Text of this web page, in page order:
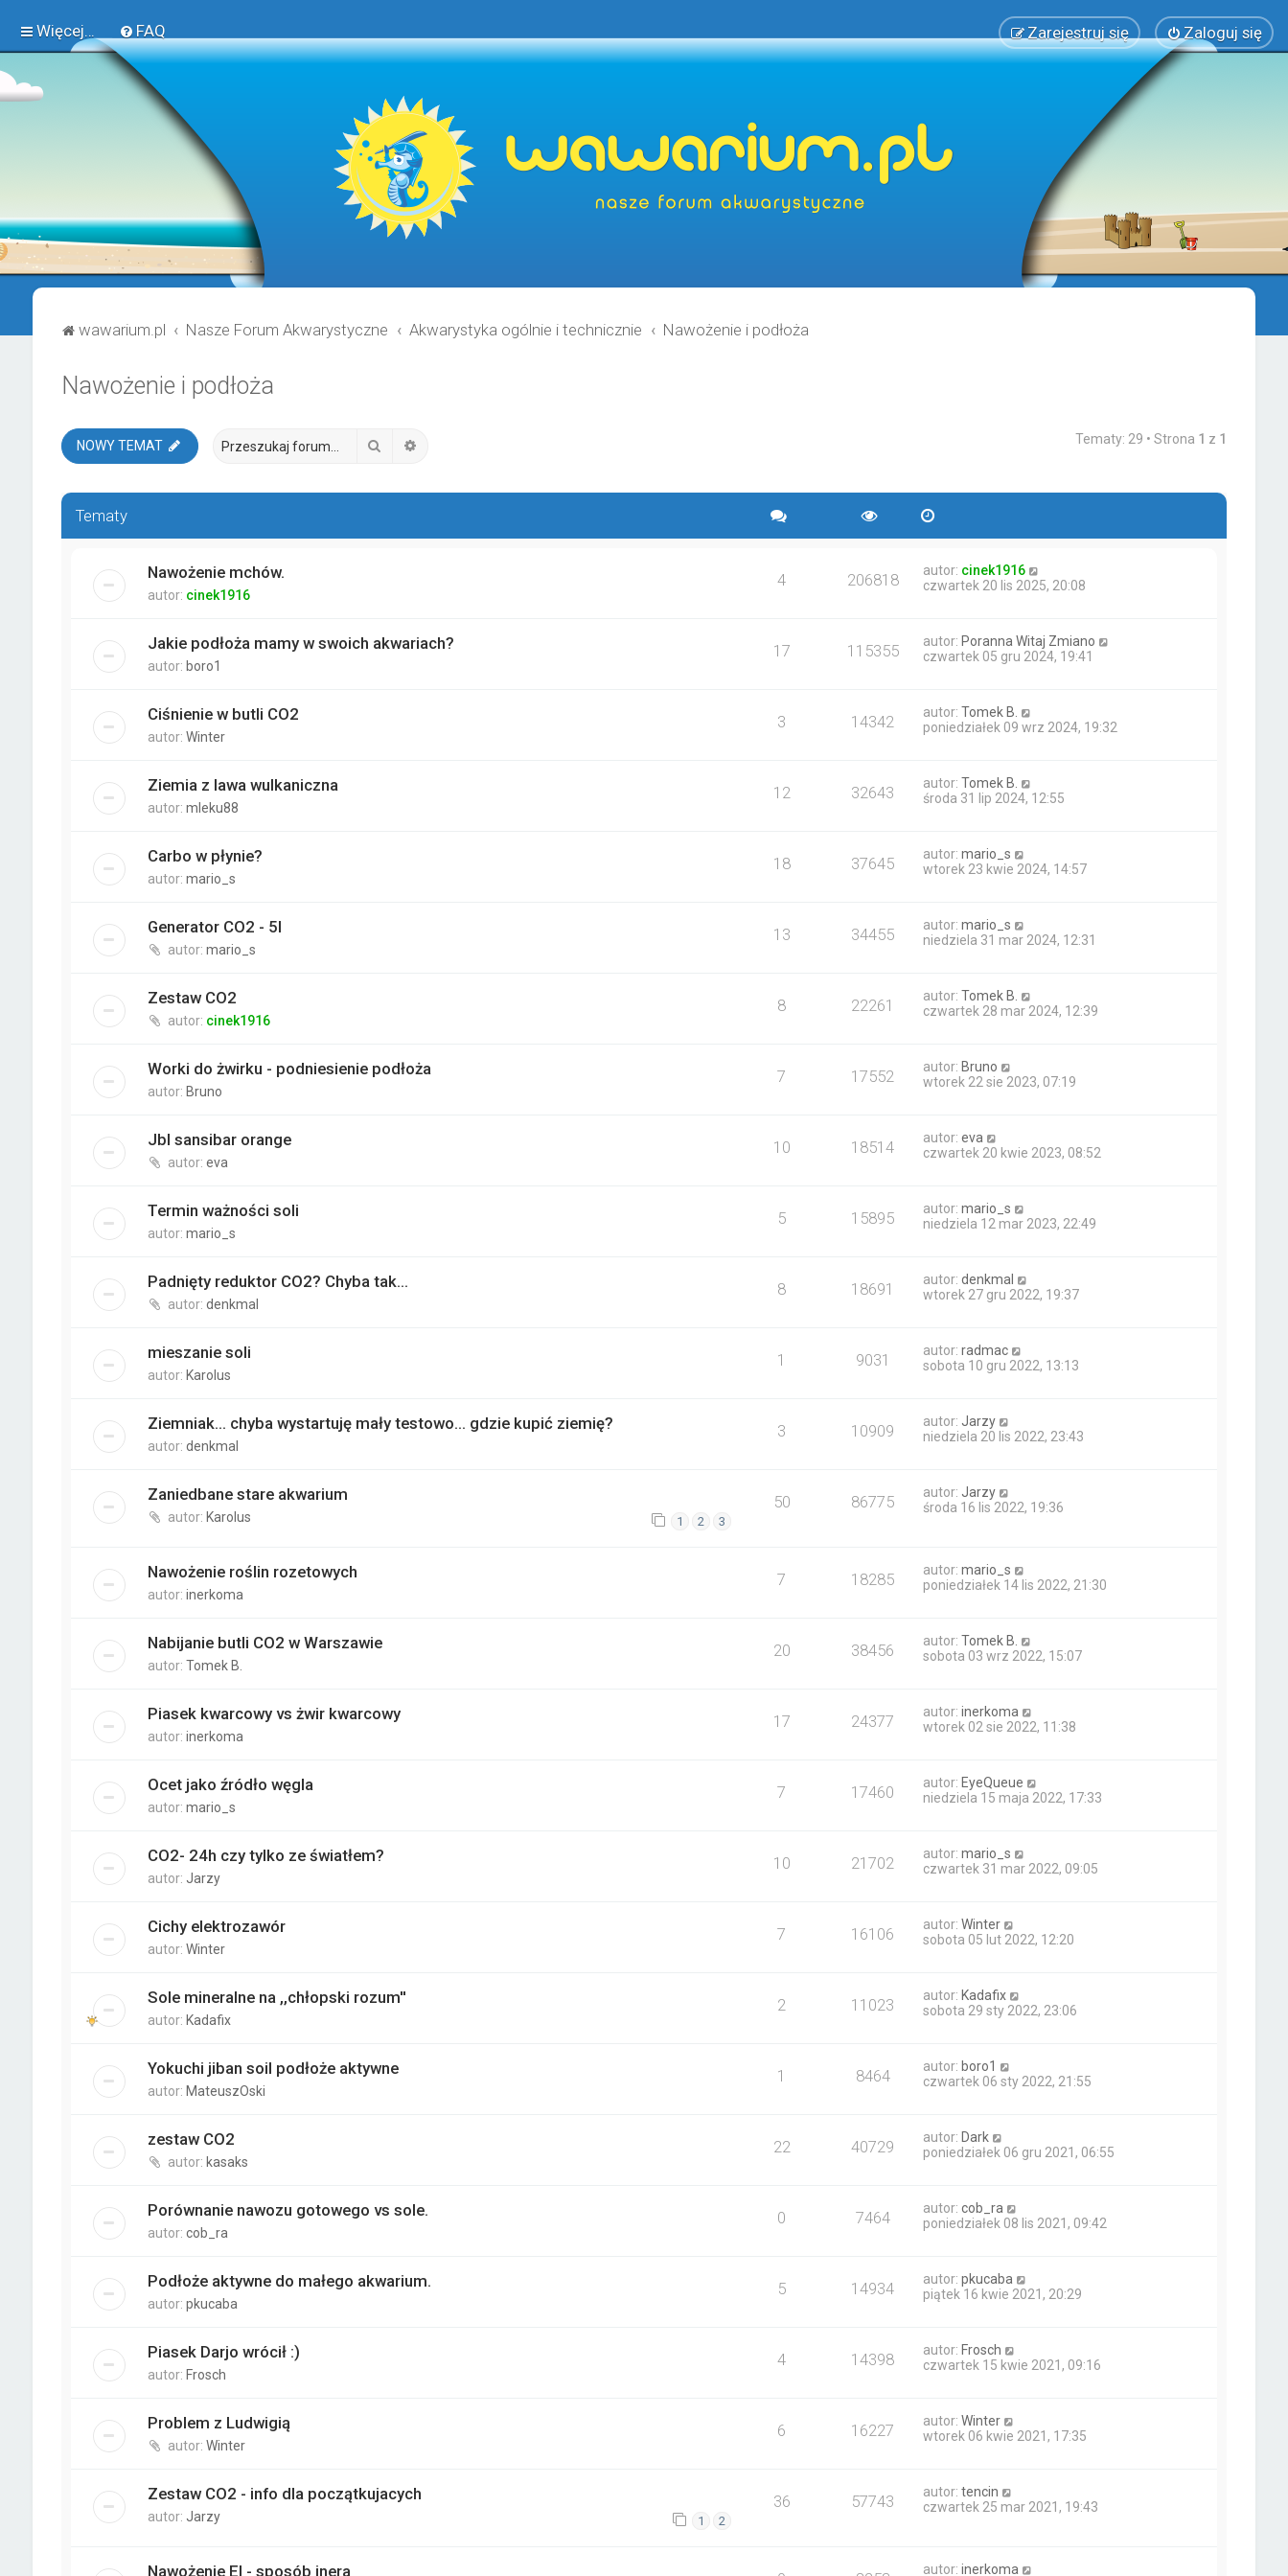
Więcej… FAQ Zaloguj się
Zarejestruj się
wawarium.pl Nasze Forum Akwarystyczne Akwarystyka ogólnie i technicznie Nawożenie i podłoża
Nawożenie i podłoża
NOWY TEMAT Szukaj Tematy: 29 • Strona 1 z 1
Tematy
Nawożenie mchów.
autor: cinek1916
4 206818 autor: cinek1916
czwartek 20 lis 2025, 20:08
Jakie podłoża mamy w swoich akwariach?
autor: boro1
17 115355 autor: Poranna Witaj Zmiano
czwartek 05 gru 2024, 19:41
Ciśnienie w butli CO2
autor: Winter
3 14342 autor:Tomek B.
poniedziałek 09 wrz 2024, 19:32
Ziemia z lawa wulkaniczna
autor: mleku88
12 32643 autor:Tomek B.
środa 31 lip 2024, 12:55
Carbo w płynie?
autor: mario_s
18 37645 autor:mario_s
wtorek 23 kwie 2024, 14:57
Generator CO2 - 5l
autor: mario_s
13 34455 autor:mario_s
niedziela 31 mar 2024, 12:31
Zestaw CO2
autor: cinek1916
8 22261 autor:Tomek B.
czwartek 28 mar 2024, 12:39
Worki do żwirku - podniesienie podłoża
autor: Bruno
7 17552 autor: Bruno
wtorek 22 sie 2023, 07:19
Jbl sansibar orange
autor: eva
10 18514 autor:eva
czwartek 20 kwie 2023, 08:52
Termin ważności soli
autor: mario_s
5 15895 autor:mario_s
niedziela 12 mar 2023, 22:49
Padnięty reduktor CO2? Chyba tak...
autor: denkmal
8 18691 autor:denkmal
wtorek 27 gru 2022, 19:37
mieszanie soli
autor: Karolus
1 9031 autor:radmac
sobota 10 gru 2022, 13:13
Ziemniak... chyba wystartuję mały testowo... gdzie kupić ziemię?
autor: denkmal
3 10909 autor: Jarzy
niedziela 20 lis 2022, 23:43
Zaniedbane stare akwarium
autor: Karolus 1 2 3
50 86775 autor: Jarzy
środa 16 lis 2022, 19:36
Nawożenie roślin rozetowych
autor: inerkoma
7 18285 autor:mario_s
poniedziałek 14 lis 2022, 21:30
Nabijanie butli CO2 w Warszawie
autor: Tomek B.
20 38456 autor:Tomek B.
sobota 03 wrz 2022, 15:07
Piasek kwarcowy vs żwir kwarcowy
autor: inerkoma
17 24377 autor:inerkoma
wtorek 02 sie 2022, 11:38
Ocet jako źródło węgla
autor: mario_s
7 17460 autor: EyeQueue
niedziela 15 maja 2022, 17:33
CO2- 24h czy tylko ze światłem?
autor: Jarzy
10 21702 autor:mario_s
czwartek 31 mar 2022, 09:05
Cichy elektrozawór
autor: Winter
7 16106 autor:Winter
sobota 05 lut 2022, 12:20
Sole mineralne na ,,chłopski rozum''
autor: Kadafix
2 11023 autor: Kadafix
sobota 29 sty 2022, 23:06
Yokuchi jiban soil podłoże aktywne
autor: MateuszOski
1 8464 autor: boro1
czwartek 06 sty 2022, 21:55
zestaw CO2
autor: kasaks
22 40729 autor: Dark
poniedziałek 06 gru 2021, 06:55
Porównanie nawozu gotowego vs sole.
autor: cob_ra
0 7464 autor:cob_ra
poniedziałek 08 lis 2021, 09:42
Podłoże aktywne do małego akwarium.
autor: pkucaba
5 14934 autor:pkucaba
piątek 16 kwie 2021, 20:29
Piasek Darjo wrócił :)
autor: Frosch
4 14398 autor: Frosch
czwartek 15 kwie 2021, 09:16
Problem z Ludwigią
autor: Winter
6 16227 autor:Winter
wtorek 06 kwie 2021, 17:35
Zestaw CO2 - info dla początkujacych
autor: Jarzy 1 2
36 57743 autor:tencin
czwartek 25 mar 2021, 19:43
Nawożenie EI - sposób inera autor:inerkoma